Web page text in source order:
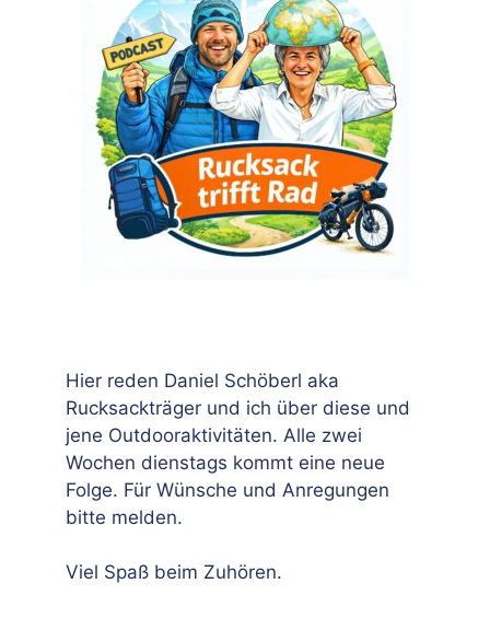
Hier reden Daniel Schöberl aka
Rucksackträger und ich über diese und
jene Outdooraktivitäten. Alle zwei
Wochen dienstags kommt eine neue
Folge. Für Wünsche und Anregungen
bitte melden.
Viel Spaß beim Zuhören.